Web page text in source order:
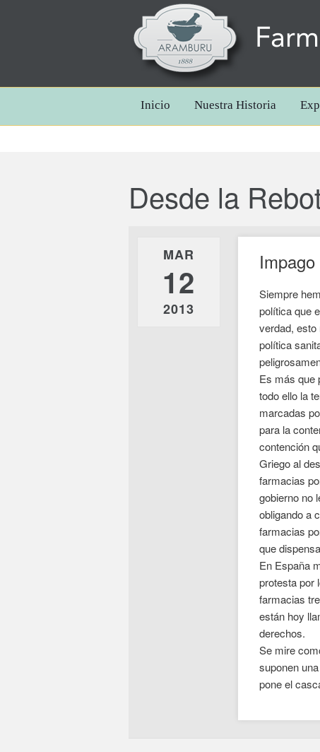
Inicio Nuestra Historia
Desde la
MAR
12
2013
Siempre
política que
verdad,
política
Es más que
todo ello la
marcadas
para la
contención
Griego al
farmacias
gobierno no
obligando a
farmacias
que
En España
protesta por
farmacias
están hoy
derechos.
Se mire
suponen
pone el